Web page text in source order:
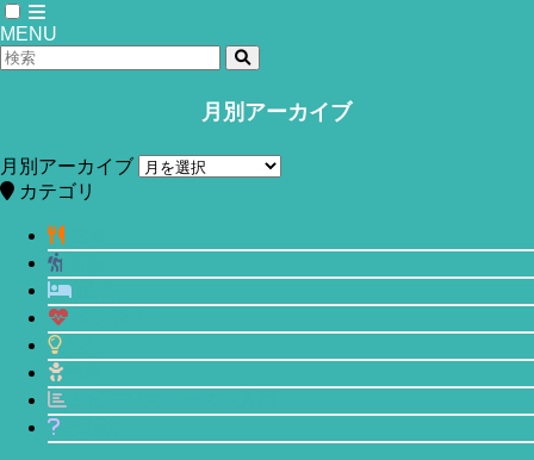
MENU
月別アーカイブ
月別アーカイブ
カテゴリ
ダイエットの落とし穴！カロリー制限
で痩せてもすぐリバウンドするのは何
故なのか？
2019年9月1日